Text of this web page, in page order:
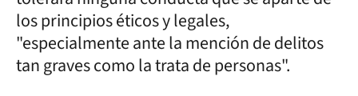
los principios éticos y legales,
"especialmente ante la mención de delitos
tan graves como la trata de personas".